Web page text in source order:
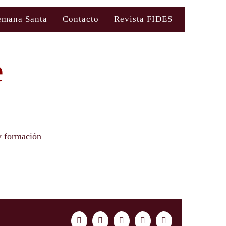
Santa Contacto Revista FIDES
formación
FacebookTwitter LinkedInWhatsAppCorreo